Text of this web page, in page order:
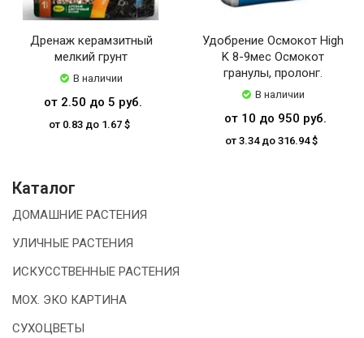
Дренаж керамзитный
мелкий грунт
В наличии
от 2.50 до 5 руб.
от 0.83 до 1.67 $
Удобрение Осмокот High
K 8-9мес Осмокот
гранулы, пролонг.
В наличии
от 10 до 950 руб.
от 3.34 до 316.94 $
Каталог
ДОМАШНИЕ РАСТЕНИЯ
УЛИЧНЫЕ РАСТЕНИЯ
ИСКУССТВЕННЫЕ РАСТЕНИЯ
МОХ. ЭКО КАРТИНА
СУХОЦВЕТЫ